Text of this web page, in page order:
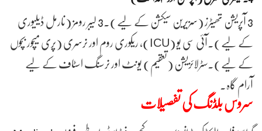
3 آپریشن تھیٹرز (سزیرین سیکشن کے لیے)۔3 لیبر رومز (نارمل ڈیلیوری
کے لیے)۔آئی سی یو (ICU)، ریکوری روم اور نرسری (پری میچور بچوں
کے لیے)۔سٹرلائزیشن (تعقیم) یونٹ اور نرسنگ اسٹاف کے لیے
آرام گاہ۔
سروس بلڈنگ کی تفصیلات